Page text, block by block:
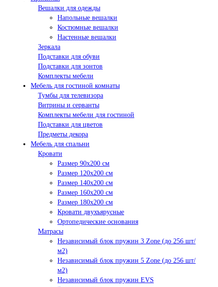
Вешалки для одежды
Напольные вешалки
Костюмные вешалки
Настенные вешалки
Зеркала
Подставки для обуви
Подставки для зонтов
Комплекты мебели
Мебель для гостиной комнаты
Тумбы для телевизора
Витрины и серванты
Комплекты мебели для гостиной
Подставки для цветов
Предметы декора
Мебель для спальни
Кровати
Размер 90х200 см
Размер 120х200 см
Размер 140х200 см
Размер 160х200 см
Размер 180х200 см
Кровати двухъярусные
Ортопедические основания
Матрасы
Независимый блок пружин 3 Zone (до 256 шт/
м2)
Независимый блок пружин 5 Zone (до 256 шт/
м2)
Независимый блок пружин EVS